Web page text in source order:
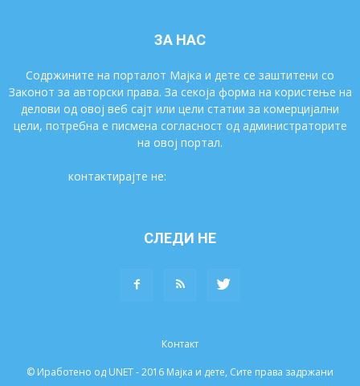
ЗА НАС
Содржините на порталот Мајка и дете се заштитени со
Законот за авторски права. За секоја форма на користење на
делови од овој веб сајт или цели статии за комерцијални
цели, потребна е писмена согласност од администраторите
на овој портал.
контактирајте не:
СЛЕДИ НЕ
Контакт
© Иработено од UNET - 2016 Мајка и дете, Сите права задржани